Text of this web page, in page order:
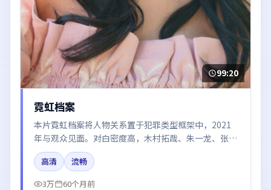
99:20
霓虹档案
本片霓虹档案将人物关系置于犯罪类型框架中，2021
年与观众见面。对白密度高，木村拓哉、朱一龙、张
译、刘亦菲的台词节奏值得关注；整体气质偏韩国都市
与冷色调摄影。
高清
流畅
3万
60个月前